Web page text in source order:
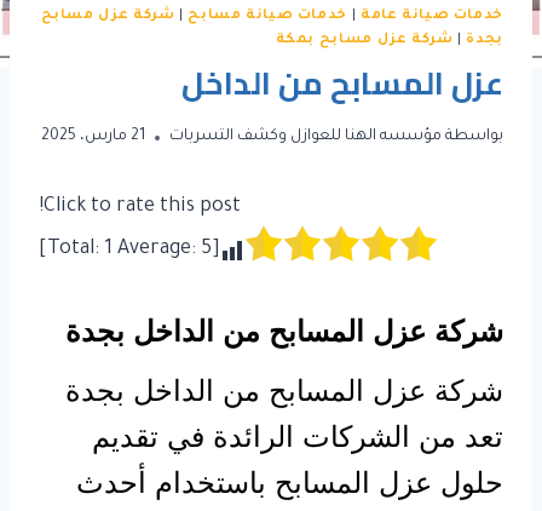
خدمات صيانة عامة خدمات صيانة مسابح
شركة عزل مسابح
بجدة
شركة عزل مسابح بمكة
عزل المسابح من الداخل
بواسطة مؤسسه الهنا للعوازل وكشف التسربات 21 مارس، 2025
Click to rate this post!
1 Average: 5
شركة عزل المسابح من الداخل بجدة
شركة عزل المسابح من الداخل بجدة
تعد من الشركات الرائدة في تقديم
حلول عزل المسابح باستخدام أحدث